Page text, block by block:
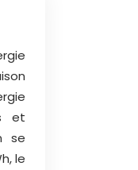
et
se
le